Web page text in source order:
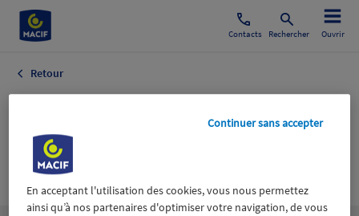
Contacts Rechercher Ouvrir
Retour
MANAGEMENT ET
EMPLOI
En acceptant l'utilisation des cookies, vous nous permettez
ainsi qu’à nos partenaires d'optimiser votre navigation, de vous
Continuer sans accepter